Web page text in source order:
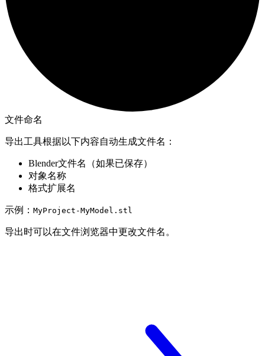
文件命名
导出工具根据以下内容自动生成文件名：
Blender文件名（如果已保存）
对象名称
格式扩展名
示例： MyProject-MyModel.stl
导出时可以在文件浏览器中更改文件名。